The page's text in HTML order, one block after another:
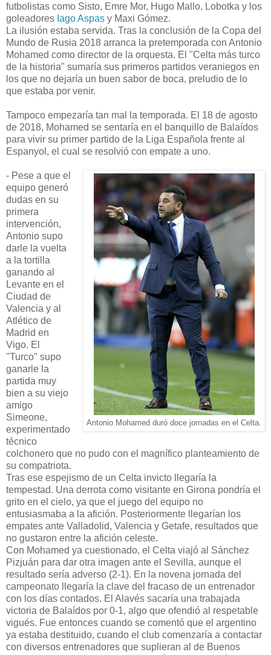
futbolistas como Sisto, Emre Mor, Hugo Mallo, Lobotka y los
goleadores Iago Aspas y Maxi Gómez.
La ilusión estaba servida. Tras la conclusión de la Copa del
Mundo de Rusia 2018 arranca la pretemporada con Antonio
Mohamed como director de la orquesta. El "Celta más turco
de la historia" sumaría sus primeros partidos veraniegos en
los que no dejaría un buen sabor de boca, preludio de lo
que estaba por venir.
Tampoco empezaría tan mal la temporada. El 18 de agosto
de 2018, Mohamed se sentaría en el banquillo de Balaídos
para vivir su primer partido de la Liga Española frente al
Espanyol, el cual se resolvió con empate a uno.
Antonio Mohamed duró doce jornadas en el Celta.
- Pese a que el
equipo generó
dudas en su
primera
intervención,
Antonio supo
darle la vuelta
a la tortilla
ganando al
Levante en el
Ciudad de
Valencia y al
Atlético de
Madrid en
Vigo. El
"Turco" supo
ganarle la
partida muy
bien a su viejo
amigo
Simeone,
experimentado
técnico
colchonero que no pudo con el magnífico planteamiento de
su compatriota.
Tras ese espejismo de un Celta invicto llegaría la
tempestad. Una derrota como visitante en Girona pondría el
grito en el cielo, ya que el juego del equipo no
entusiasmaba a la afición. Posteriormente llegarían los
empates ante Valladolid, Valencia y Getafe, resultados que
no gustaron entre la afición celeste.
Con Mohamed ya cuestionado, el Celta viajó al Sánchez
Pizjuán para dar otra imagen ante el Sevilla, aunque el
resultado sería adverso (2-1). En la novena jornada del
campeonato llegaría la clave del fracaso de un entrenador
con los días contados. El Alavés sacaría una trabajada
victoria de Balaídos por 0-1, algo que ofendió al respetable
vigués. Fue entonces cuando se comentó que el argentino
ya estaba destituido, cuando el club comenzaría a contactar
con diversos entrenadores que suplieran al de Buenos